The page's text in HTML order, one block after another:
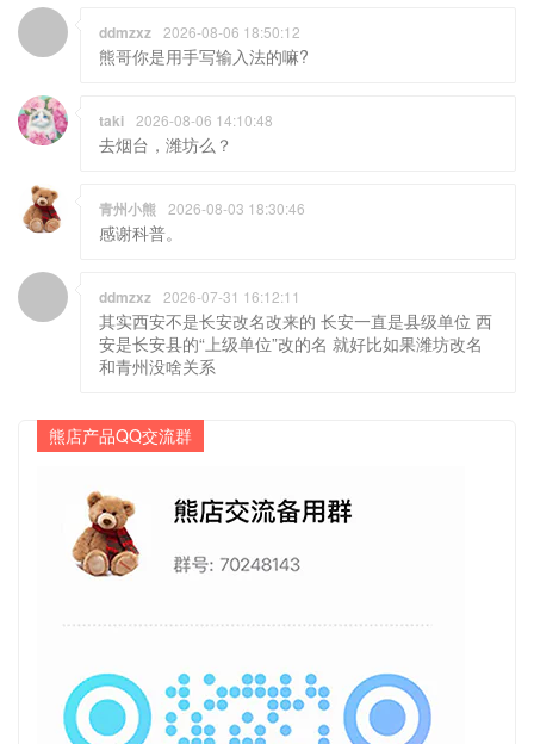
ddmzxz 2026-08-06 18:50:12
熊哥你是用手写输入法的嘛?
taki 2026-08-06 14:10:48
去烟台，潍坊么？
青州小熊 2026-08-03 18:30:46
感谢科普。
ddmzxz 2026-07-31 16:12:11
其实西安不是长安改名改来的 长安一直是县级单位 西
安是长安县的“上级单位”改的名 就好比如果潍坊改名
和青州没啥关系
熊店产品QQ交流群